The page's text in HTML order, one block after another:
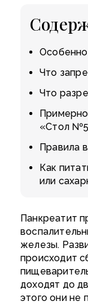
Что
Что
«Стол
Правила
Как
или
Панкреатит
железы.
происходит
доходят до
этого они не